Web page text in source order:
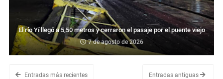
El río Yí llegó a 5,50 metros y cerraron el pasaje por el puente viejo
7 de agosto de 2026
Entradas más recientes Entradas antiguas